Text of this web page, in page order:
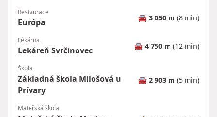
Restaurace
Európa 🚘 3 050 m (8 min)
Lékárna
Lekáreň Svrčinovec 🚘 4 750 m (12 min)
Škola
Základná škola Milošová u
Prívary
🚘 2 903 m (5 min)
Mateřská škola